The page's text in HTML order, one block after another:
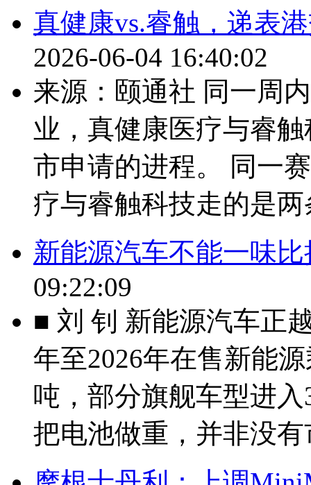
真健康vs.睿触，递表
2026-06-04 16:40:02
来源：颐通社 同一周
业，真健康医疗与睿
市申请的进程。 同一
疗与睿触科技走的是两
新能源汽车不能一味比
09:22:09
■ 刘 钊 新能源汽车正
年至2026年在售新能
吨，部分旗舰车型进
把电池做重，并非没有